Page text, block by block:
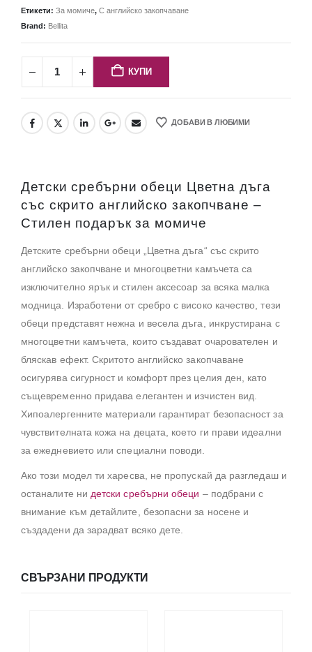
Етикети: За момиче, С английско закопчаване
Brand: Bellita
КУПИ
ДОБАВИ В ЛЮБИМИ
Детски сребърни обеци Цветна дъга
със скрито английско закопчване –
Стилен подарък за момиче
Детските сребърни обеци „Цветна дъга“ със скрито
английско закопчване и многоцветни камъчета са
изключително ярък и стилен аксесоар за всяка малка
модница. Изработени от сребро с високо качество, тези
обеци представят нежна и весела дъга, инкрустирана с
многоцветни камъчета, които създават очарователен и
бляскав ефект. Скритото английско закопчаване
осигурява сигурност и комфорт през целия ден, като
същевременно придава елегантен и изчистен вид.
Хипоалергенните материали гарантират безопасност за
чувствителната кожа на децата, което ги прави идеални
за ежедневието или специални поводи.
Ако този модел ти харесва, не пропускай да разгледаш и
останалите ни детски сребърни обеци – подбрани с
внимание към детайлите, безопасни за носене и
създадени да зарадват всяко дете.
СВЪРЗАНИ ПРОДУКТИ